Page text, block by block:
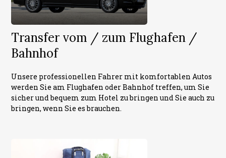
Transfer vom / zum Flughafen /
Bahnhof
Unsere professionellen Fahrer mit komfortablen Autos
werden Sie am Flughafen oder Bahnhof treffen, um Sie
sicher und bequem zum Hotel zu bringen und Sie auch zu
bringen, wenn Sie es brauchen.